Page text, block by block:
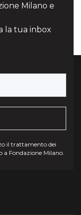
Milano e
la tua inbox
il trattamento dei
a Fondazione Milano.